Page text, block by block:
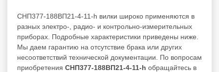
СНП377-188ВП21-4-11-h вилки широко применяются в
разных электро-, радио- и контрольно-измерительных
приборах. Подробные характеристики приведены ниже.
Мы даем гарантию на отсутствие брака или других
несоответствий технической документации. По вопросам
приобретения СНП377-188ВП21-4-11-h обращайтесь в